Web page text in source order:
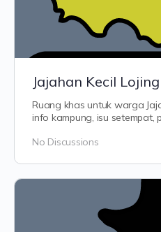
Jajahan Kecil Lojing
Ruang khas untuk warga
info kampung, isu setempat,
No Discussions